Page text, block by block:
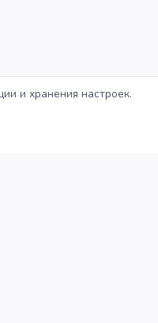
и хранения настроек.